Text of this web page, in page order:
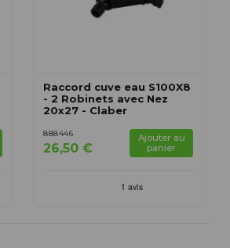
Raccord cuve eau S100X8
- 2 Robinets avec Nez
20x27 - Claber
888446
26,50 €
Ajouter au
panier